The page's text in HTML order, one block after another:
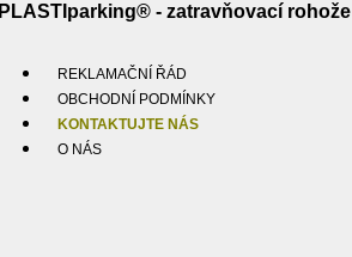
PLASTIparking® - zatravňovací rohože
REKLAMAČNÍ ŘÁD
OBCHODNÍ PODMÍNKY
KONTAKTUJTE NÁS
O NÁS